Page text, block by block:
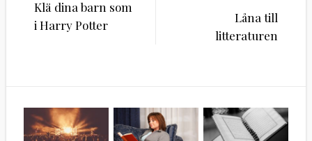
Klä dina barn som
i Harry Potter
Låna till
litteraturen